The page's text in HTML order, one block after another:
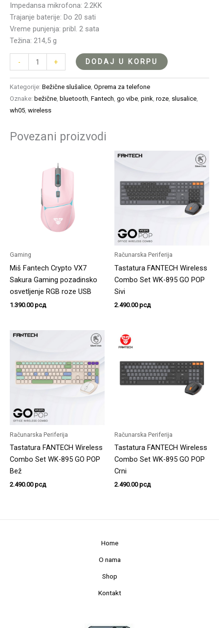
Impedansa mikrofona: 2.2KK
Trajanje baterije: Do 20 sati
Vreme punjenja: pribl. 2 sata
Težina: 214,5 g
- + DODAJ U KORPU
Kategorije: Bežične slušalice, Oprema za telefone
Oznake: bežične, bluetooth, Fantech, go vibe, pink, roze, slusalice,
wh05, wireless
Povezani proizvodi
Gaming
Miš Fantech Crypto VX7
Sakura Gaming pozadinsko
osvetljenje RGB roze USB
1.390.00рсд
Računarska Periferija
Tastatura FANTECH Wireless
Combo Set WK-895 GO POP
Sivi
2.490.00рсд
Računarska Periferija
Tastatura FANTECH Wireless
Combo Set WK-895 GO POP
Bež
2.490.00рсд
Računarska Periferija
Tastatura FANTECH Wireless
Combo Set WK-895 GO POP
Crni
2.490.00рсд
Home
O nama
Shop
Kontakt